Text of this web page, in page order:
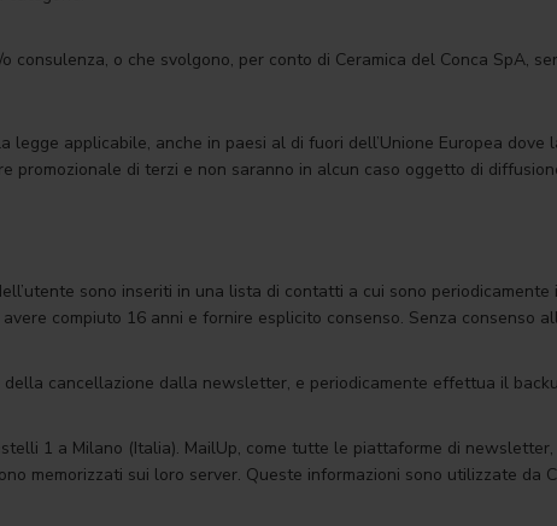
o che svolgono, per conto di Ceramica del Conca SpA,
applicabile, anche in paesi al di fuori dell’Unione Europea dove
promozionale di terzi e non saranno in alcun caso oggetto di
sono inseriti in una lista di contatti a cui sono periodicamente
compiuto 16 anni e fornire esplicito consenso. Senza consenso
cancellazione dalla newsletter, e periodicamente effettua il
1 a Milano (Italia). MailUp, come tutte le piattaforme di
memorizzati sui loro server. Queste informazioni sono utilizzate da